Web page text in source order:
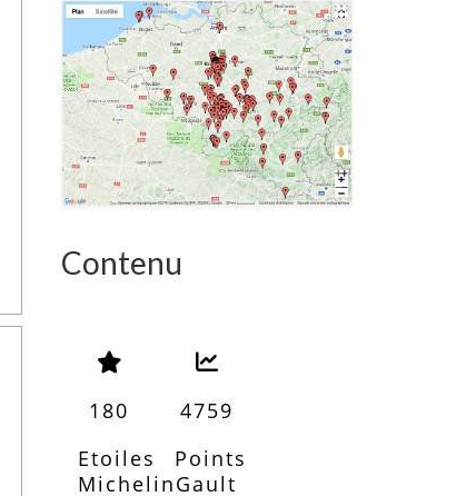
Contenu
180
Etoiles
Michelin
4759
Points
Gault